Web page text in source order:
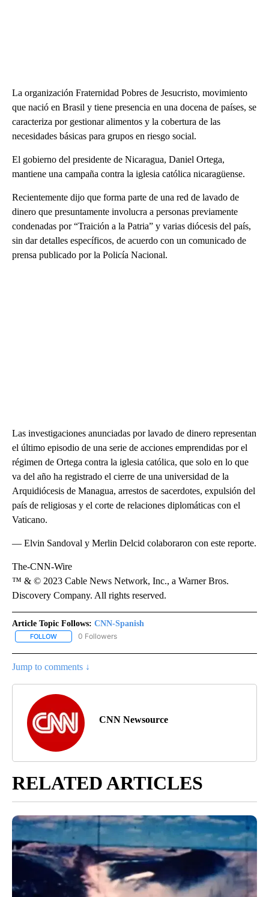
La organización Fraternidad Pobres de Jesucristo, movimiento
que nació en Brasil y tiene presencia en una docena de países, se
caracteriza por gestionar alimentos y la cobertura de las
necesidades básicas para grupos en riesgo social.
El gobierno del presidente de Nicaragua, Daniel Ortega,
mantiene una campaña contra la iglesia católica nicaragüense.
Recientemente dijo que forma parte de una red de lavado de
dinero que presuntamente involucra a personas previamente
condenadas por “Traición a la Patria” y varias diócesis del país,
sin dar detalles específicos, de acuerdo con un comunicado de
prensa publicado por la Policía Nacional.
Las investigaciones anunciadas por lavado de dinero representan
el último episodio de una serie de acciones emprendidas por el
régimen de Ortega contra la iglesia católica, que solo en lo que
va del año ha registrado el cierre de una universidad de la
Arquidiócesis de Managua, arrestos de sacerdotes, expulsión del
país de religiosas y el corte de relaciones diplomáticas con el
Vaticano.
— Elvin Sandoval y Merlin Delcid colaboraron con este reporte.
The-CNN-Wire
™ & © 2023 Cable News Network, Inc., a Warner Bros.
Discovery Company. All rights reserved.
Article Topic Follows: CNN-Spanish
FOLLOW FOLLOW "CNN-SPANISH" TO RECEIVE NOTIFICATIONS ABOUT
0 Followers
Jump to comments ↓
CNN Newsource
RELATED ARTICLES